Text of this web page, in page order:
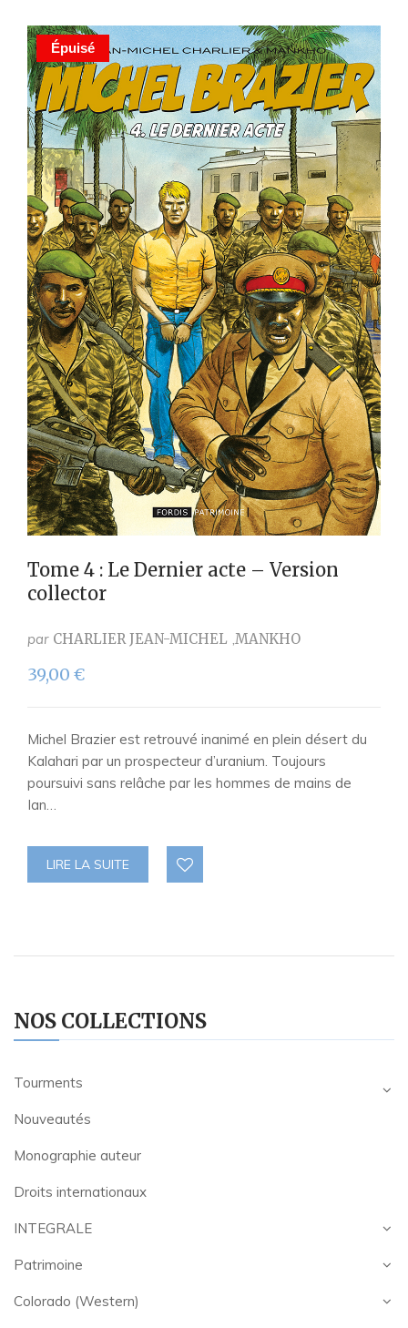
NOS COLLECTIONS
Tourments
Nouveautés
Monographie auteur
Droits internationaux
INTEGRALE
Patrimoine
Colorado (Western)
Épuisé
Tome 4 : Le Dernier acte – Version
collector
par CHARLIER JEAN-MICHEL MANKHO
39,00 €
Michel Brazier est retrouvé inanimé en plein désert du
Kalahari par un prospecteur d’uranium. Toujours
poursuivi sans relâche par les hommes de mains de
Ian…
LIRE LA SUITE